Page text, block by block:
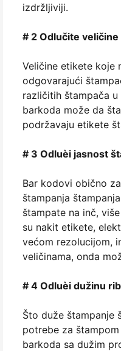
izdržljiviji.
# 2 Odlučite
Veličine etikete koje
odgovarajući
različitih štampača
barkoda može da
podržavaju etikete
# 3 Odluèi jasnost
Bar kodovi obično
štampanja
štampate na inč,
su nakit etikete,
većom rezolucijom,
veličinama, onda
# 4 Odluèi dužinu
Što duže štampanje
potrebe za
barkoda sa dužim